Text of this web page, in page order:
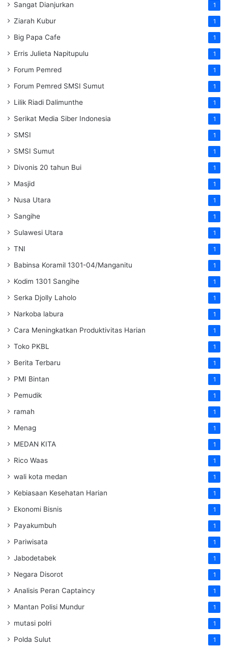
Sangat Dianjurkan 1
Ziarah Kubur 1
Big Papa Cafe 1
Erris Julieta Napitupulu 1
Forum Pemred 1
Forum Pemred SMSI Sumut 1
Lilik Riadi Dalimunthe 1
Serikat Media Siber Indonesia 1
SMSI 1
SMSI Sumut 1
Divonis 20 tahun Bui 1
Masjid 1
Nusa Utara 1
Sangihe 1
Sulawesi Utara 1
TNI 1
Babinsa Koramil 1301-04/Manganitu 1
Kodim 1301 Sangihe 1
Serka Djolly Laholo 1
Narkoba labura 1
Cara Meningkatkan Produktivitas Harian 1
Toko PKBL 1
Berita Terbaru 1
PMI Bintan 1
Pemudik 1
ramah 1
Menag 1
MEDAN KITA 1
Rico Waas 1
wali kota medan 1
Kebiasaan Kesehatan Harian 1
Ekonomi Bisnis 1
Payakumbuh 1
Pariwisata 1
Jabodetabek 1
Negara Disorot 1
Analisis Peran Captaincy 1
Mantan Polisi Mundur 1
mutasi polri 1
Polda Sulut 1